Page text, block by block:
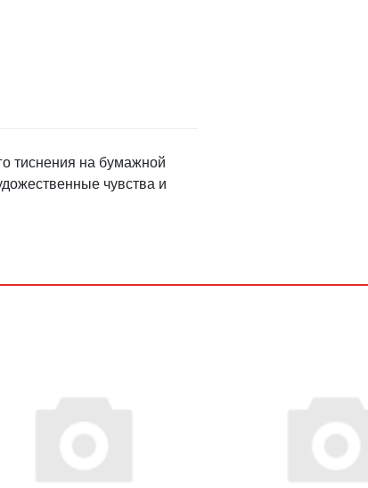
тиснения на бумажной
чувства и